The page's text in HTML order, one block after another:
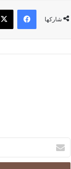
شاركها
بريدك
الإلكتروني